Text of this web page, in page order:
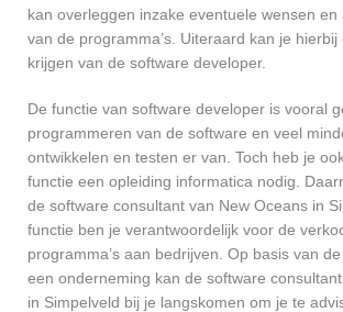
kan overleggen inzake eventuele wensen en
van de programma’s. Uiteraard kan je
krijgen van de software developer.
De functie van software developer is vooral
programmeren van de software en veel
ontwikkelen en testen er van. Toch heb je
functie een opleiding informatica nodig.
de software consultant van New Oceans in
functie ben je verantwoordelijk voor de
programma’s aan bedrijven. Op basis van
een onderneming kan de software
in Simpelveld bij je langskomen om je te